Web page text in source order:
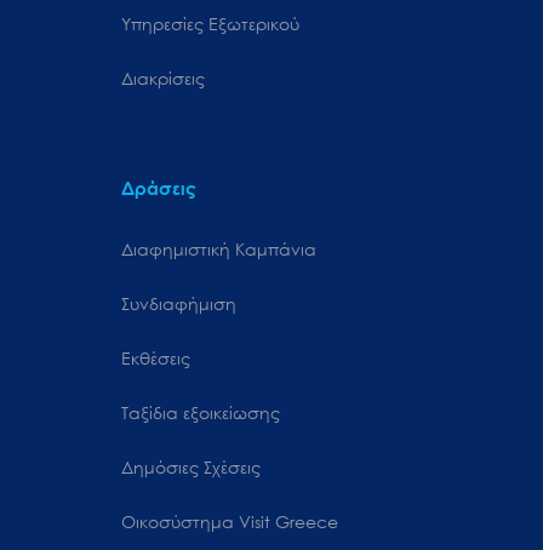
Υπηρεσίες Εξωτερικού
Διακρίσεις
Δράσεις
Διαφημιστική Καμπάνια
Συνδιαφήμιση
Εκθέσεις
Ταξίδια εξοικείωσης
Δημόσιες Σχέσεις
Oικοσύστημα Visit Greece